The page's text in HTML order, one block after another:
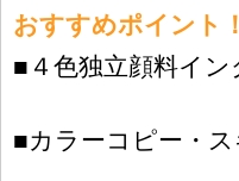
おすすめポイント！
■４色独立顔料イ
■カラーコピー・